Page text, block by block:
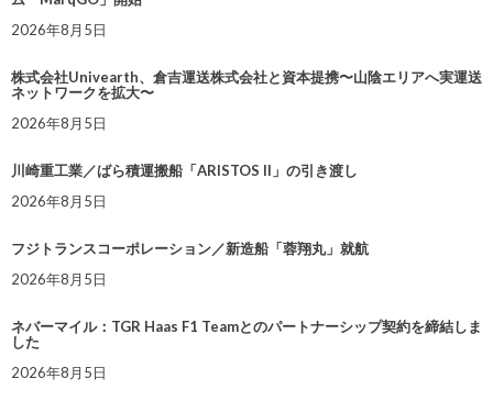
2026年8月5日
株式会社Univearth、倉吉運送株式会社と資本提携〜山陰エリアへ実運送
ネットワークを拡大〜
2026年8月5日
川崎重工業／ばら積運搬船「ARISTOS II」の引き渡し
2026年8月5日
フジトランスコーポレーション／新造船「蓉翔丸」就航
2026年8月5日
ネバーマイル：TGR Haas F1 Teamとのパートナーシップ契約を締結しま
した
2026年8月5日